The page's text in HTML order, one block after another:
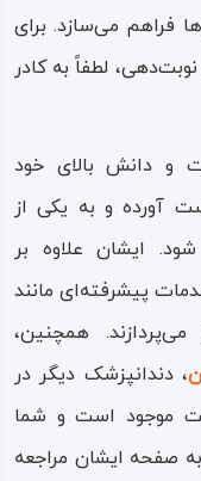
فراهم می‌سازد. برای
لطفاً به کادر
و دانش بالای خود
آورده و به یکی از
شود. ایشان علاوه بر
پیشرفته‌ای مانند
همچنین،
، دندانپزشک دیگر در
موجود است و شما
صفحه ایشان مراجعه